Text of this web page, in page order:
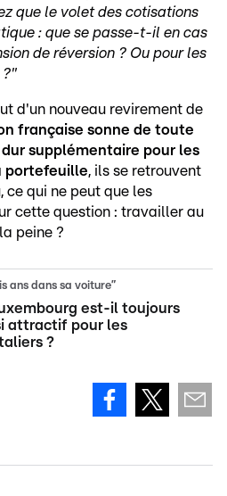
que le volet des cotisations
: que se passe-t-il en cas
de réversion ? Ou pour les
?"
d'un nouveau revirement de
française sonne de toute
supplémentaire pour les
portefeuille, ils se retrouvent
ce qui ne peut que les
cette question : travailler au
peine ?
ans dans sa voiture”
est-il toujours
attractif pour les
?